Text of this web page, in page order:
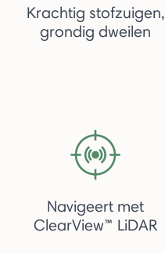
Krachtig stofzuigen,
grondig dweilen
Navigeert met
ClearView™ LiDAR